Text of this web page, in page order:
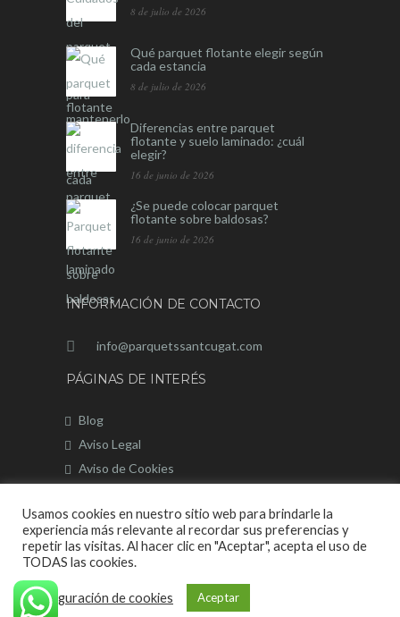
8 de julio de 2026
Qué parquet flotante elegir según
cada estancia
8 de julio de 2026
Diferencias entre parquet
flotante y suelo laminado: ¿cuál
elegir?
16 de junio de 2026
¿Se puede colocar parquet
flotante sobre baldosas?
16 de junio de 2026
INFORMACIÓN DE CONTACTO
info@parquetssantcugat.com
PÁGINAS DE INTERÉS
Blog
Aviso Legal
Aviso de Cookies
Página Web desarrollada por © 2020 |
Usamos cookies en nuestro sitio web para brindarle la
experiencia más relevante al recordar sus preferencias y
repetir las visitas. Al hacer clic en "Aceptar", acepta el uso de
TODAS las cookies.
Configuración de cookies Aceptar